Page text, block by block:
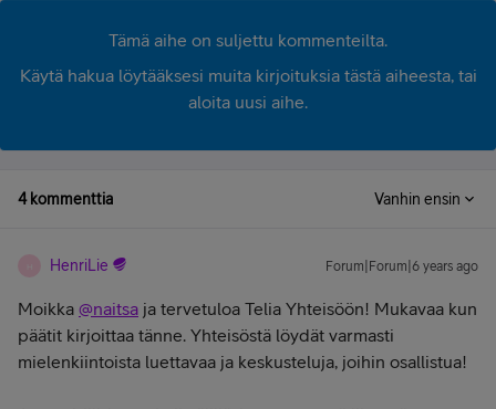
Tämä aihe on suljettu kommenteilta.
Käytä hakua löytääksesi muita kirjoituksia tästä aiheesta, tai
aloita uusi aihe.
4 kommenttia Vanhin ensin
HenriLie Forum|Forum|6 years ago
Moikka @naitsa ja tervetuloa Telia Yhteisöön! Mukavaa kun
päätit kirjoittaa tänne. Yhteisöstä löydät varmasti
mielenkiintoista luettavaa ja keskusteluja, joihin osallistua!